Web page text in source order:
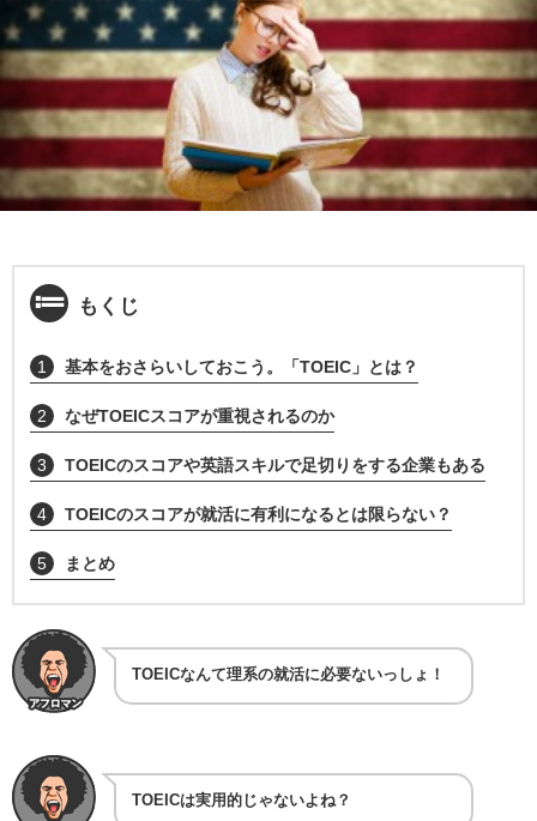
もくじ
1 基本をおさらいしておこう。「TOEIC」とは？
2 なぜTOEICスコアが重視されるのか
3 TOEICのスコアや英語スキルで足切りをする企業もある
4 TOEICのスコアが就活に有利になるとは限らない？
5 まとめ
TOEICなんて理系の就活に必要ないっしょ！
TOEICは実用的じゃないよね？